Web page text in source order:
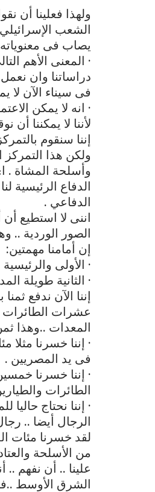
ولهذا فعلينا أن
الشعب
يصاب فى
· المعنى الأهم
دراساتنا وان
فى سيناء الآن لا
· انه لا يمكن
لأننا لا يمكننا
إننا سنقوم
ولكن هذا
وأسلحة المشاة .
الدفاع الرئيسية
الدفاعي .
اننى لا استطيع
الصور الوردية ..
إن أمامنا مهمتين:
· الأولى
· الثانية طويلة
إننا الآن ندفع
عشرات الطائرات
المعدات ..وهذا
· إننا خسرنا
فى يد المصريين .
· إننا خسرنا
الطائرات
· إننا نحتاج
الرجال أيضا ..
لقد خسرنا مئات
من الأسلحة
علينا .. أن نفهم ..
الشرق الأوسط